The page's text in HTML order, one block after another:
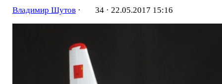
Владимир Шутов· 34 · 22.05.2017 15:16